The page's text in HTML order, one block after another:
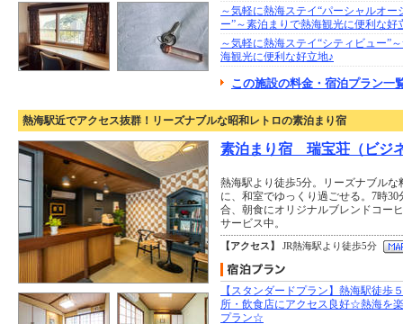
～気軽に熱海ステイ“パーシャルオー
ー”～素泊まりで熱海観光に便利な好
～気軽に熱海ステイ“シティビュー”
海観光に便利な好立地♪
この施設の料金・宿泊プラン
熱海駅近でアクセス抜群！リーズナブルな昭和レトロの素泊まり宿
素泊まり宿 瑞宝荘（ビジ
熱海駅より徒歩5分。リーズナブル
に、和室でゆっくり過ごせる。7時
合、朝食にオリジナルブレンドコー
サービス中。
【アクセス】 JR熱海駅より徒歩5分
【スタンダードプラン】熱海駅徒歩
所・飲食店にアクセス良好☆熱海を
プラン☆